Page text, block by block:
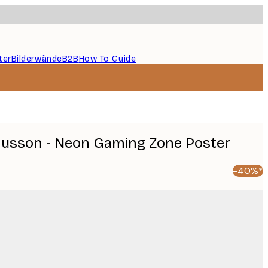
BilderwändeB2BHow To Guide
- Neon Gaming Zone Poster
-40%*